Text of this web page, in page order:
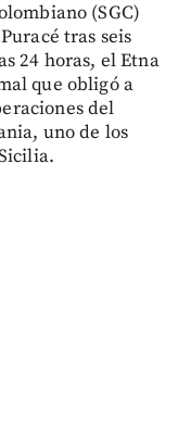
(SGC)
tras seis
24 horas, el Etna
que obligó a
del
uno de los